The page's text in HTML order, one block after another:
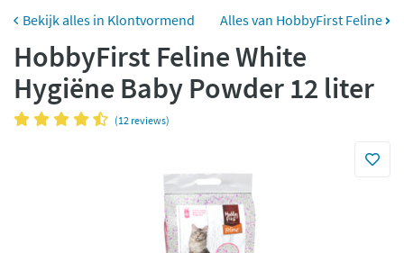
CO2 neutraalbezorgd
Betaal met Klarna
Klontvormend Alles van HobbyFirst Feline
HobbyFirst Feline White
Hygiëne Baby Powder 12 liter
(12 reviews)